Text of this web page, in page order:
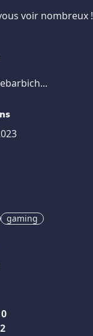
voir nombreux !
gaming
0